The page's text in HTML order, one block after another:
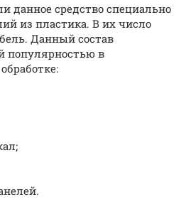
данное средство специально
из пластика. В их число
Данный состав
популярностью в